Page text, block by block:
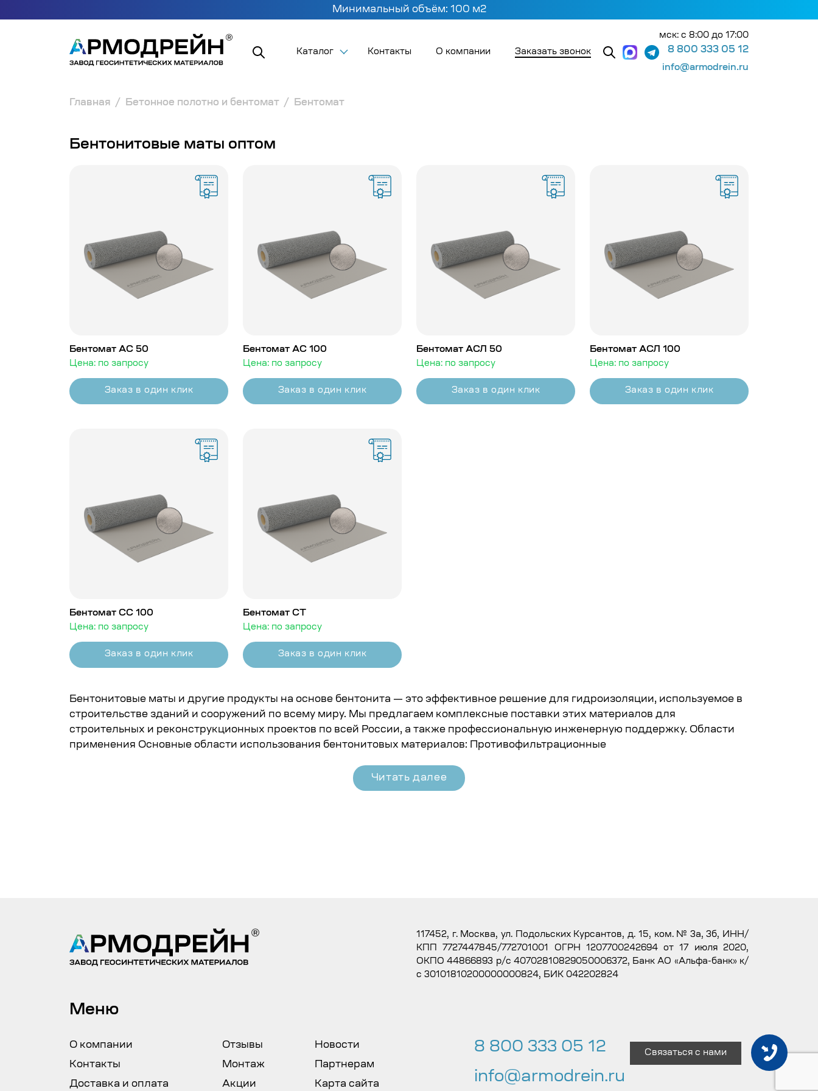
Каталог Контакты О компании Заказать звонок
мск: с 8:00 до 17:00
8 800 333 05 12
info@armodrein.ru
Главная Бетонное полотно и бентомат Бентомат
Бентонитовые маты оптом
Бентомат АС 50
Цена: по запросу
Заказ в один клик
Бентомат АС 100
Цена: по запросу
Заказ в один клик
Бентомат АСЛ 50
Цена: по запросу
Заказ в один клик
Бентомат АСЛ 100
Цена: по запросу
Заказ в один клик
Бентомат СС 100
Цена: по запросу
Заказ в один клик
Бентомат СТ
Цена: по запросу
Заказ в один клик
Бентонитовые маты и другие продукты на основе бентонита — это эффективное решение для гидроизоляции, используемое в
строительстве зданий и сооружений по всему миру. Мы предлагаем комплексные поставки этих материалов для
строительных и реконструкционных проектов по всей России, а также профессиональную инженерную поддержку. Области
применения Основные области использования бентонитовых материалов: Противофильтрационные
Читать далее
Меню
117452, г. Москва, ул. Подольских Курсантов, д. 15, ком. № 3а, 3б, ИНН/
КПП 7727447845/772701001 ОГРН 1207700242694 от 17 июля 2020,
ОКПО 44866893 р/с 40702810829050006372, Банк АО «Альфа-банк» к/
с 30101810200000000824, БИК 042202824
О компании
Контакты
Доставка и оплата
Отзывы
Монтаж
Акции
Новости
Партнерам
Карта сайта
8 800 333 05 12
info@armodrein.ru
Минимальный объём: 100 м2
Связаться с нами